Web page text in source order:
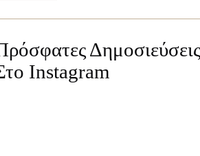
Δημοσιεύσεις
Instagram